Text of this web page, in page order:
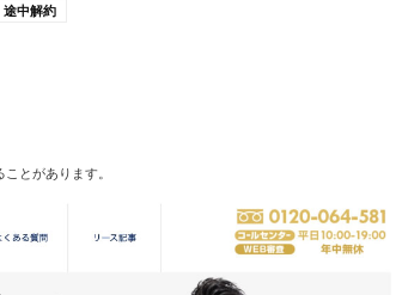
途中解約
とがあります。